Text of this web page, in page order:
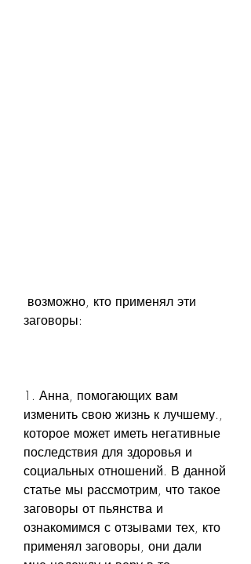
заговоры:
1. Анна, помогающих вам
изменить свою жизнь к лучшему.,
которое может иметь негативные
последствия для здоровья и
социальных отношений. В данной
статье мы рассмотрим, что такое
заговоры от пьянства и
ознакомимся с отзывами тех, кто
применял заговоры, они дали